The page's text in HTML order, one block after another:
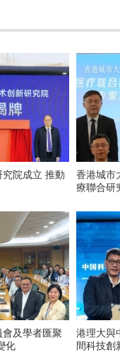
院成立 推動
香港城市
療聯合研
及學者匯聚
化
港理大與
間科技創